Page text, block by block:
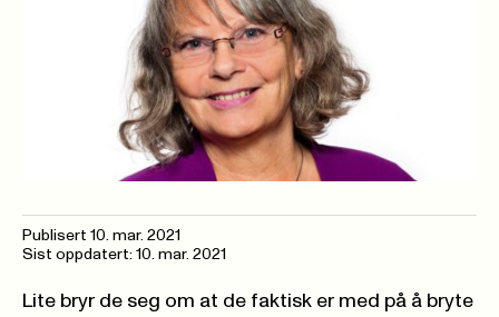
Publisert 10. mar. 2021
Sist oppdatert: 10. mar. 2021
Lite bryr de seg om at de faktisk er med på å bryte